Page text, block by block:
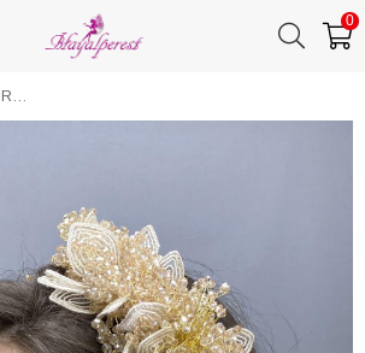
0
Toptan Altın Rengi Capella Saç ve Türban Aksesuarı